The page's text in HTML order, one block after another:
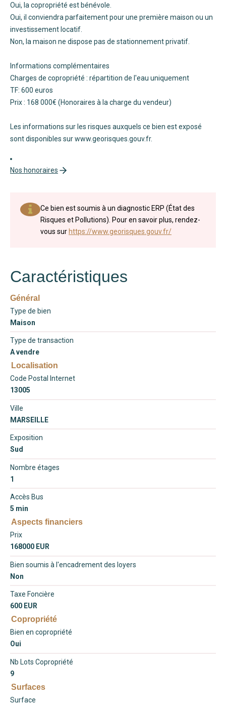
Oui, la copropriété est bénévole.
Oui, il conviendra parfaitement pour une première maison ou un
investissement locatif.
Non, la maison ne dispose pas de stationnement privatif.
Informations complémentaires
Charges de copropriété : répartition de l'eau uniquement
TF: 600 euros
Prix : 168 000€ (Honoraires à la charge du vendeur)
Les informations sur les risques auxquels ce bien est exposé
sont disponibles sur www.georisques.gouv.fr.
Nos honoraires
Ce bien est soumis à un diagnostic ERP (État des
Risques et Pollutions). Pour en savoir plus, rendez-
vous surhttps://www.georisques.gouv.fr/
Caractéristiques
Général
Type de bien
Maison
Type de transaction
A vendre
Localisation
Code Postal Internet
13005
Ville
MARSEILLE
Exposition
Sud
Nombre étages
1
Accès Bus
5 min
Aspects financiers
Prix
168000 EUR
Bien soumis à l'encadrement des loyers
Non
Taxe Foncière
600 EUR
Copropriété
Bien en copropriété
Oui
Nb Lots Copropriété
9
Surfaces
Surface